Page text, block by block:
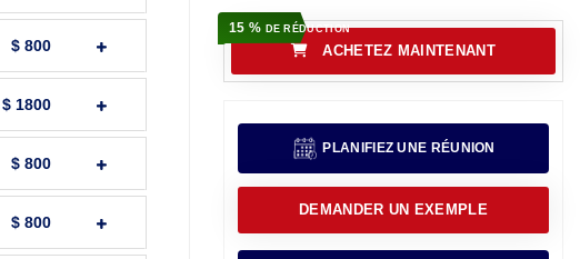
$ 800
$ 1800
$ 800
$ 800
15 % DE RÉDUCTION
ACHETEZ MAINTENANT
PLANIFIEZ UNE RÉUNION
DEMANDER UN EXEMPLE